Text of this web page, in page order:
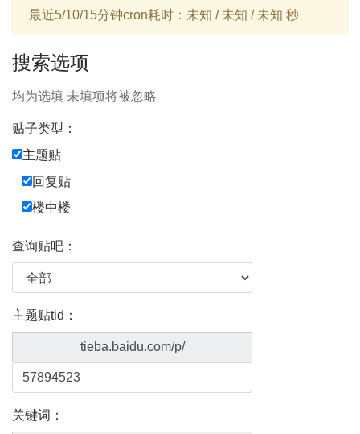
最近5/10/15分钟cron耗时：未知 / 未知 / 未知 秒
搜索选项
均为选填 未填项将被忽略
贴子类型：
主题贴
回复贴
楼中楼
查询贴吧：
主题贴tid：
tieba.baidu.com/p/
关键词：